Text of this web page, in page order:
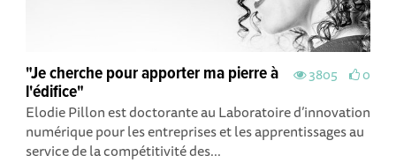
3805 0
"Je cherche pour apporter ma pierre à
l'édifice"
Elodie Pillon est doctorante au Laboratoire d’innovation
numérique pour les entreprises et les apprentissages au
service de la compétitivité des...